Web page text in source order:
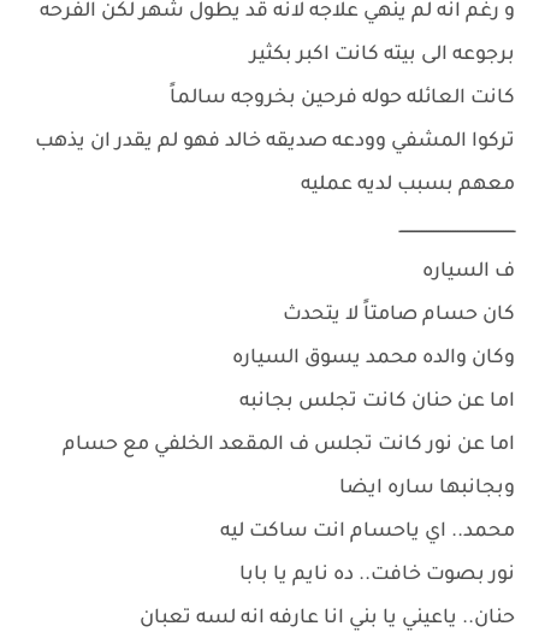
و رغم انه لم ينهي علاجه لانه قد يطول شهر لكن الفرحه
برجوعه الى بيته كانت اكبر بكثير
كانت العائله حوله فرحين بخروجه سالماً
تركوا المشفي وودعه صديقه خالد فهو لم يقدر ان يذهب
معهم بسبب لديه عمليه
ــــــــــــــــــــــــــــــــــــــــــــــــ
ف السياره
كان حسام صامتاً لا يتحدث
وكان والده محمد يسوق السياره
اما عن حنان كانت تجلس بجانبه
اما عن نور كانت تجلس ف المقعد الخلفي مع حسام
وبجانبها ساره ايضا
محمد.. اي ياحسام انت ساكت ليه
نور بصوت خافت.. ده نايم يا بابا
حنان.. ياعيني يا بني انا عارفه انه لسه تعبان